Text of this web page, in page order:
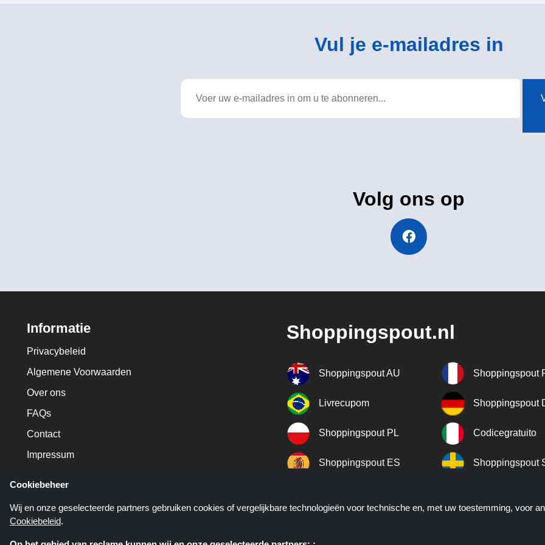
Vul je e-mailadres in
Volg ons op
Informatie
Privacybeleid
Algemene Voorwaarden
Over ons
FAQs
Contact
Impressum
Shoppingspout.nl
Shoppingspout AU Shoppingspout
Livrecupom Shoppingspout
Shoppingspout PL Codicegratuito
Shoppingspout ES Shoppingspout
Cookiebeheer
Wij en onze geselecteerde partners gebruiken cookies of vergelijkbare technologieën voor technische en, met uw toestemming, voor
Cookiebeleid.